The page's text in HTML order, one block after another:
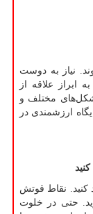
نیاز به دوست
ابراز علاقه از
مختلف و
ارزشمندی در
کنید. نقاط قوتش
حتی در خلوت